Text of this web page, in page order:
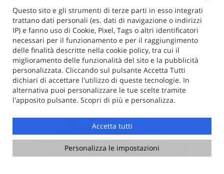
ABS, Airbag, Airbag laterali, Airbag Passeggero, Airbag testa,
Autoradio, Cerchi in lega, Chiusura centralizzata,
Climatizzatore, Controllo trazione, Cruise Control, ESP,
Immobilizzatore elettronico, Servosterzo, Specchietti laterali
elettrici
venduta
Questo sito e gli strumenti di terze parti in esso integrati
trattano dati personali (es. dati di navigazione o indirizzi
IP) e fanno uso di Cookie, Pixel, Tags o altri identificatori
necessari per il funzionamento e per il raggiungimento
delle finalità descritte nella cookie policy, tra cui il
miglioramento delle funzionalità del sito e la pubblicità
personalizzata. Cliccando sul pulsante Accetta Tutti
dichiari di accettare l'utilizzo di queste tecnologie. In
alternativa puoi personalizzare le tue scelte tramite
l'apposito pulsante. Scopri di più e personalizza.
Accetta tutti
Personalizza le impostazioni